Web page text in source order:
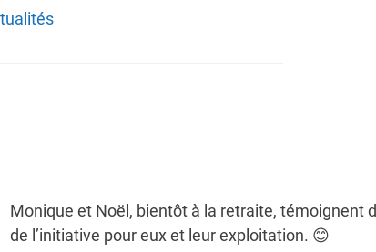
Monique et Noël, bientôt à la retraite, témoignent
de l’initiative pour eux et leur exploitation. 😊